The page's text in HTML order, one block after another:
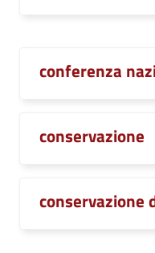
conferenza
conservazione
conservazione